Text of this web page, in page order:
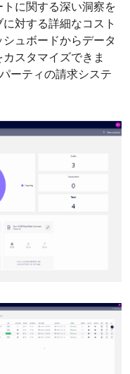
に関する深い洞察を
対する詳細なコスト
ュボードからデータ
スタマイズできま
ーティの請求システ